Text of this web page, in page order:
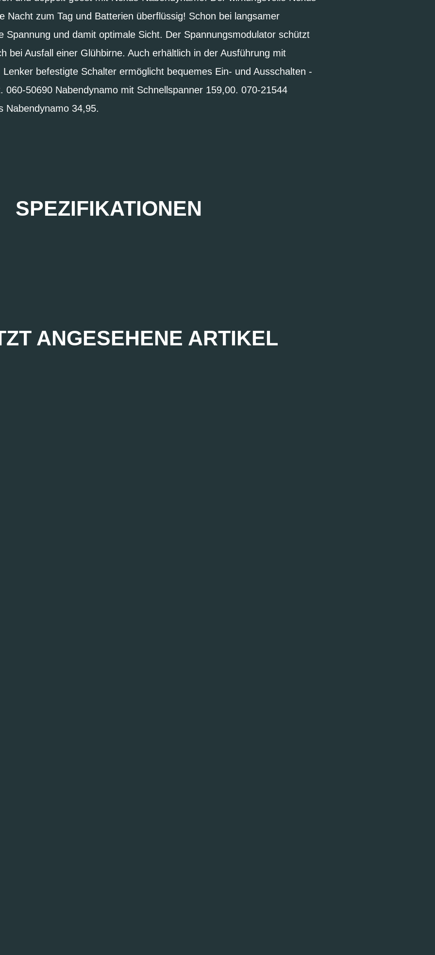
Nacht zum Tag und Batterien überflüssig! Schon bei langsamer
Spannung und damit optimale Sicht. Der Spannungsmodulator schützt
bei Ausfall einer Glühbirne. Auch erhältlich in der Ausführung mit
befestigte Schalter ermöglicht bequemes Ein- und Ausschalten -
060-50690 Nabendynamo mit Schnellspanner 159,00. 070-21544
Nabendynamo 34,95.
SPEZIFIKATIONEN
ANGESEHENE ARTIKEL